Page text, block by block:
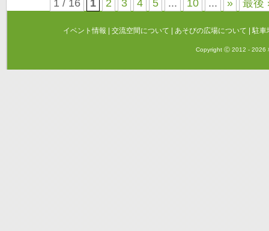
４階学習広場の閉館について
まで
Posted on2021年5月14日 bydeaeru
北海道緊急事態宣言により、新型コロナウ
広場は５月１６日（日）～６月２０日（日
ご理解とご協力をお願いいたします。
カテゴリー: お知らせ